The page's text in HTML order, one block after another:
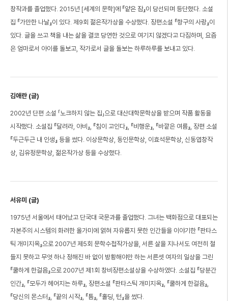
창작과를 졸업했다. 2015년 [세계의 문학]에 『얕은 잠』이 당선되며 등단했다. 소설
집 『가만한 나날』이 있다. 제9회 젊은작가상을 수상했다. 장편소설 『항구의 사랑』이
있다. 글을 쓰고 책을 내는 삶을 결코 당연한 것으로 여기지 않겠다고 다짐하며, 요즘
은 엄마로서 아이를 돌보고, 작가로서 글을 돌보는 하루하루를 보내고 있다.
김애란 (글)
2002년 단편 소설 「노크하지 않는 집」으로 대산대학문학상을 받으며 작품 활동을
시작했다. 소설집 『달려라, 아비』, 『침이 고인다』, 『비행운』, 『바깥은 여름』, 장편 소설
『두근두근 내 인생』 등을 썼다. 이상문학상, 동인문학상, 이효석문학상, 신동엽창작
상, 김유정문학상, 젊은작가상 등을 수상했다.
서유미 (글)
1975년 서울에서 태어났고 단국대 국문과를 졸업했다. 그녀는 백화점으로 대표되는
자본주의 시스템의 화려한 올가미에 얽혀 자유롭지 못한 인간들을 이야기한 『판타스
틱 개미지옥』으로 2007년 제5회 문학수첩작가상을, 서른 살을 지나서도 여전히 철
들지 못하고 무엇 하나 정해진 바 없이 방황해야만 하는 서른셋 여자의 일상을 그린
『쿨하게 한걸음』으로 2007년 제1회 창비장편소설상을 수상하였다. 소설집 『당분간
인간』, 『모두가 헤어지는 하루』, 장편소설 『판타스틱 개미지옥』, 『쿨하게 한걸음』,
『당신의 몬스터』, 『끝의 시작』, 『틈』, 『홀딩, 턴』을 썼다.